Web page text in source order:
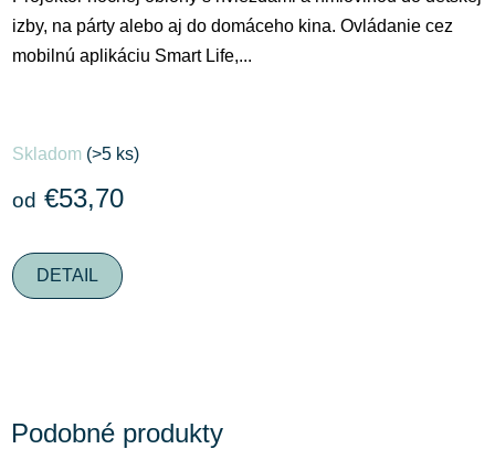
izby, na párty alebo aj do domáceho kina. Ovládanie cez
mobilnú aplikáciu Smart Life,...
Skladom (>5 ks)
od €53,70
DETAIL
Podobné produkty